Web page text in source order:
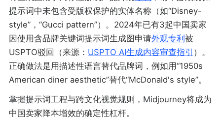
提示词中未包含受版权保护的实体名称（如“Disney-
style”，“Gucci pattern”）。2024年已有3起中国卖家
因使用含品牌关键词提示词生成图申请外观专利 被
USPTO驳回（来源： USPTO AI生成内容审查指引 ）。
正确做法是用描述性语言替代品牌词，例如用“1950s
American diner aesthetic”替代“McDonald's style”。
掌握提示词工程与跨文化视觉规则，Midjourney将成为
中国卖家降本增效的确定性杠杆。